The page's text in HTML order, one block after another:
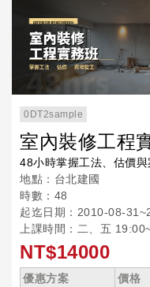
0DT2sample
室內裝修工程
48小時掌握工法、估價
地點：台北建國
時數：48
起迄日期：2010-08-
上課時間：二、五
NT$14000
優惠方案 價格